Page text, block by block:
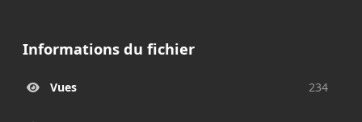
Informations du fichier
Vues 234